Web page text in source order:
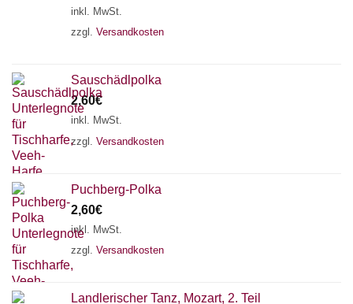
inkl. MwSt.
zzgl. Versandkosten
Sauschädlpolka
2,60€
inkl. MwSt.
zzgl. Versandkosten
Puchberg-Polka
2,60€
inkl. MwSt.
zzgl. Versandkosten
Landlerischer Tanz, Mozart, 2. Teil
Chat Support
21 SAITEN